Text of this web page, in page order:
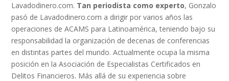
Lavadodinero.com. Tan periodista como experto, Gonzalo
pasó de Lavadodinero.com a dirigir por varios años las
operaciones de ACAMS para Latinoamérica, teniendo bajo su
responsabilidad la organización de decenas de conferencias
en distintas partes del mundo. Actualmente ocupa la misma
posición en la Asociación de Especialistas Certificados en
Delitos Financieros. Más allá de su experiencia sobre